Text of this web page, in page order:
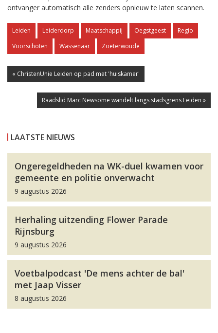
ontvanger automatisch alle zenders opnieuw te laten scannen.
Leiden Leiderdorp Maatschappij Oegstgeest
Regio
Voorschoten
Wassenaar Zoeterwoude
« ChristenUnie Leiden op pad met 'huiskamer'
Raadslid Marc Newsome wandelt langs stadsgrens Leiden »
LAATSTE NIEUWS
Ongeregeldheden na WK-duel kwamen voor
gemeente en politie onverwacht
9 augustus 2026
Herhaling uitzending Flower Parade
Rijnsburg
9 augustus 2026
Voetbalpodcast 'De mens achter de bal'
met Jaap Visser
8 augustus 2026